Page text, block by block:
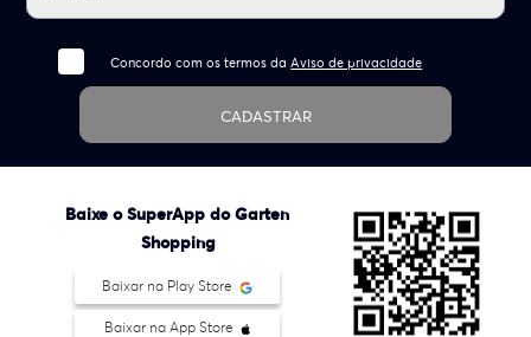
Concordo com os termos daAviso de privacidade
CADASTRAR
Baixe o SuperApp do Garten
Shopping
Baixar na Play Store
Baixar na App Store